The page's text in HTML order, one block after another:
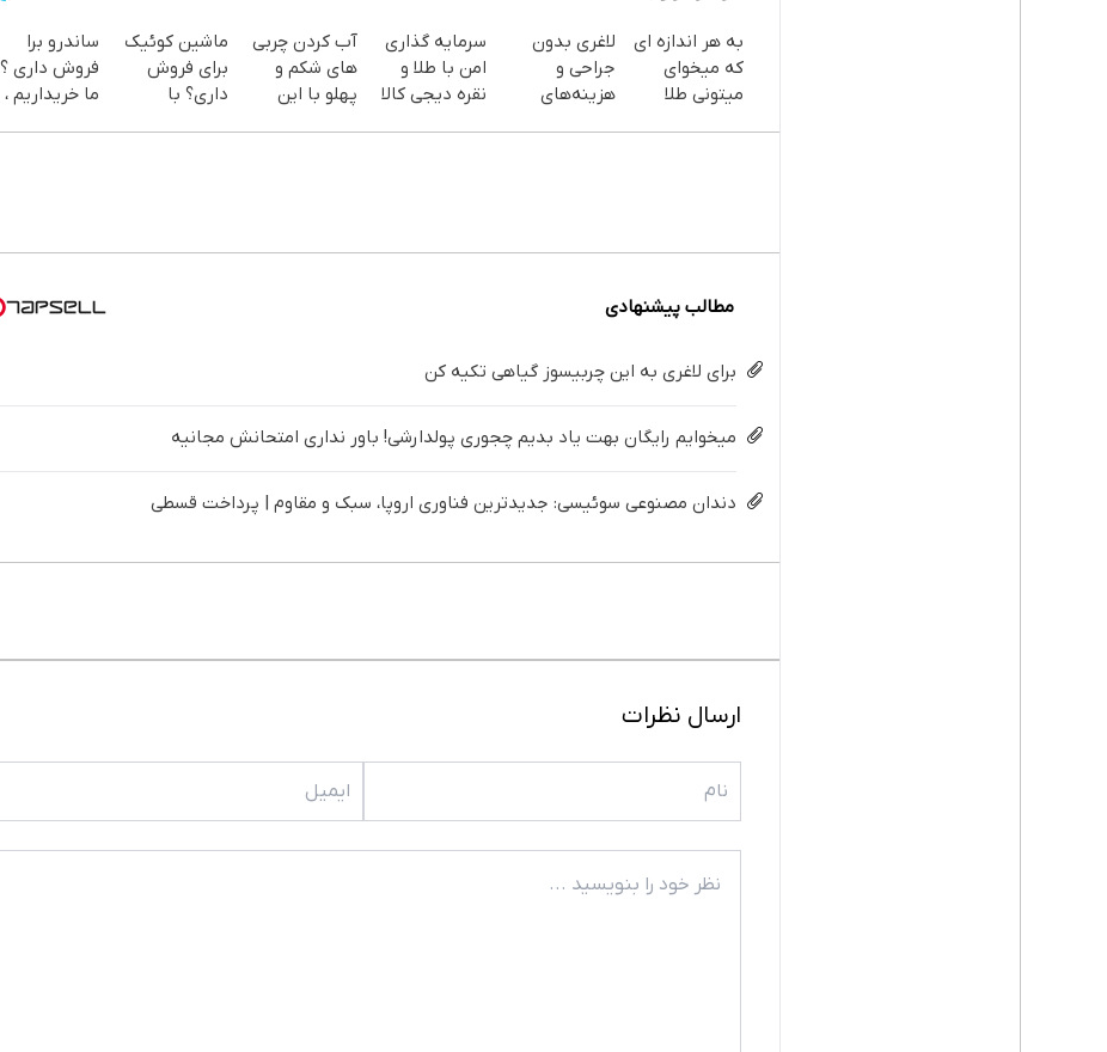
به هر اندازه ای
که میخوای
میتونی طلا
لاغری بدون
جراحی و
هزینه‌های
سرمایه گذاری
امن با طلا و
نقره دیجی کالا
آب کردن چربی
های شکم و
پهلو با این
ماشین کوئیک
برای فروش
داری؟ با
ساندرو برا
فروش داری ؟
ما خریداریم ،
مطالب پیشنهادی
برای لاغری به این چربیسوز گیاهی تکیه کن
میخوایم رایگان بهت یاد بدیم چجوری پولدارشی! باور نداری امتحانش مجانیه
دندان مصنوعی سوئیسی: جدیدترین فناوری اروپا، سبک و مقاوم | پرداخت قسطی
ارسال نظرات